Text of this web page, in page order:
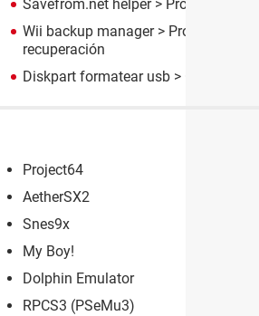
Savefrom.net helper> Programas -
Wii backup manager> Programas -
recuperación
Diskpart formatear usb > Guide
Project64
AetherSX2
Snes9x
My Boy!
Dolphin Emulator
RPCS3 (PSeMu3)